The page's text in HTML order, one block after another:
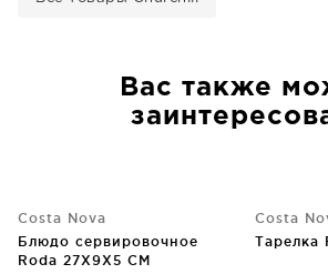
Вас также
Costa Nova
Блюдо сервировочное
Roda 27X9X5 CM
Costa
Тарелка